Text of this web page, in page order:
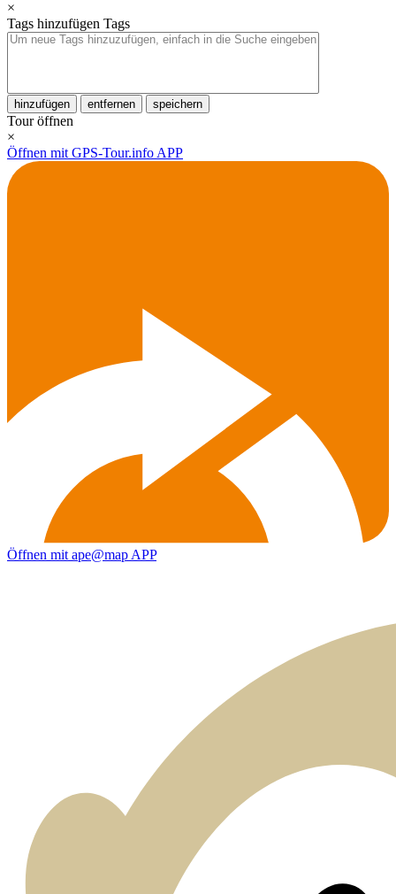
×
Tags hinzufügen Tags
hinzufügen entfernen speichern
Tour öffnen
×
Öffnen mit GPS-Tour.info APP
Öffnen mit ape@map APP